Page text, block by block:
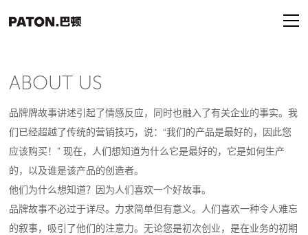
ABOUT US
品牌牌故事讲述引起了情感反应，同时也融入了有关企业的事实。我
们已经超越了传统的营销技巧，说：“我们的产品是最好的，因此您
应该购买！” 现在，人们想知道为什么它是最好的，它是如何生产
的，以及谁是该产品的创造者。
他们为什么想知道？因为人们喜欢一个好故事。
品牌故事不必过于详尽。力求简单但有意义。人们喜欢一种令人难忘
的叙事，吸引了他们的注意力。无论您是初次创业，是在业务的初期